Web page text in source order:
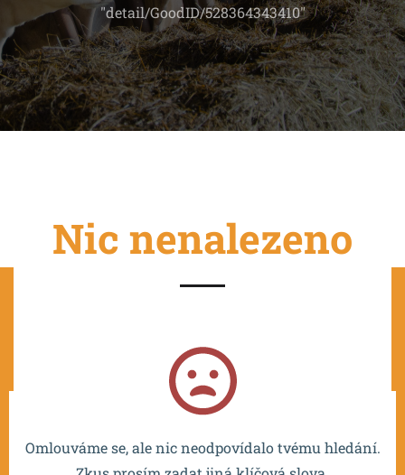
"detail/GoodID/528364343410"
Nic nenalezeno
Omlouváme se, ale nic neodpovídalo tvému hledání.